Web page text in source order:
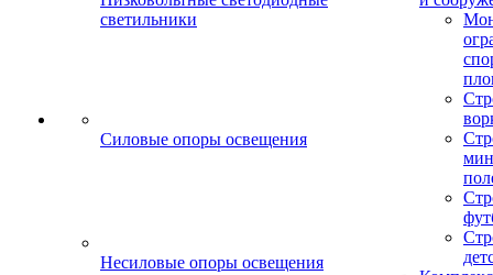
светильники
Силовые опоры освещения
Несиловые опоры освещения